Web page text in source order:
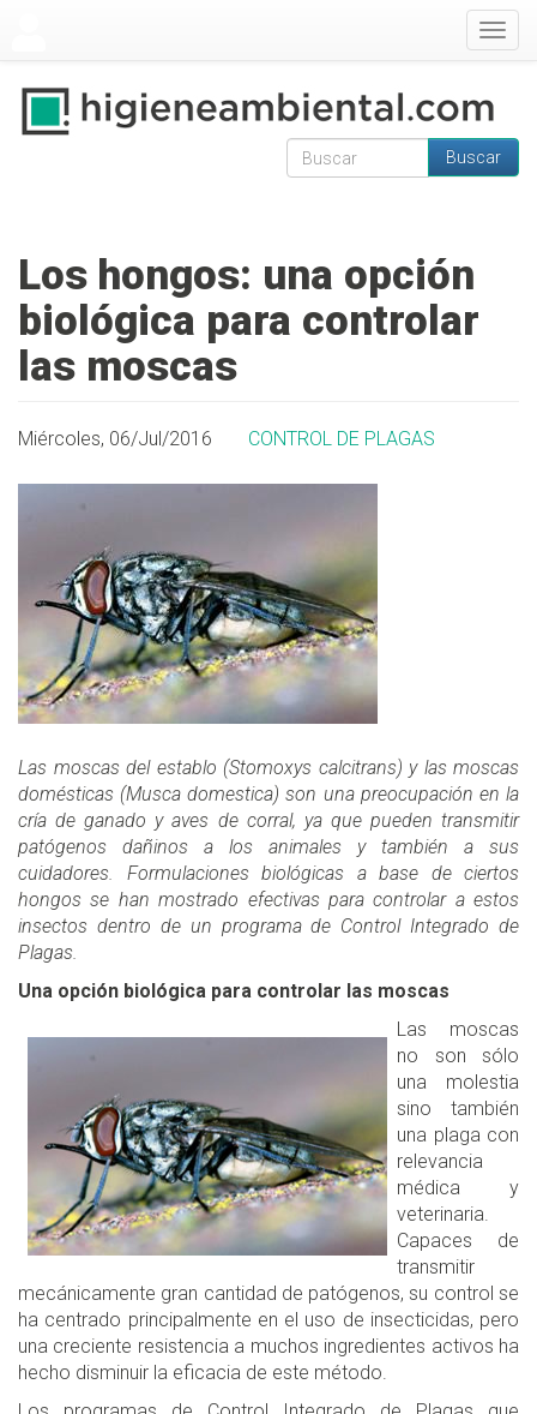
Formulario de
Buscar
Los hongos: una opción
biológica para controlar
las moscas
Miércoles, 06/Jul/2016 CONTROL DE PLAGAS
Las moscas del establo (Stomoxys calcitrans) y las moscas
domésticas (Musca domestica) son una preocupación en la
cría de ganado y aves de corral, ya que pueden transmitir
patógenos dañinos a los animales y también a sus
cuidadores. Formulaciones biológicas a base de ciertos
hongos se han mostrado efectivas para controlar a estos
insectos dentro de un programa de Control Integrado de
Plagas.
Una opción biológica para controlar las moscas
Las moscas
no son sólo
una molestia
sino también
una plaga con
relevancia
médica y
veterinaria.
Capaces de
transmitir
mecánicamente gran cantidad de patógenos, su control se
ha centrado principalmente en el uso de insecticidas, pero
una creciente resistencia a muchos ingredientes activos ha
hecho disminuir la eficacia de este método.